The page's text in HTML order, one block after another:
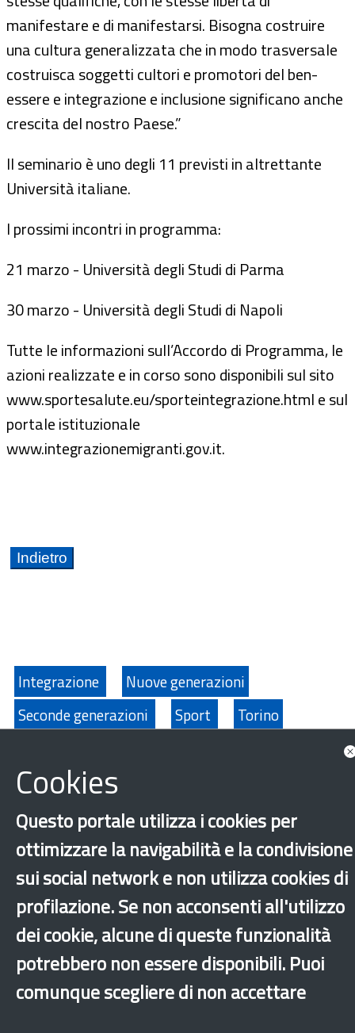
manifestare e di manifestarsi. Bisogna costruire
una cultura generalizzata che in modo trasversale
costruisca soggetti cultori e promotori del ben-
essere e integrazione e inclusione significano anche
crescita del nostro Paese.”
Il seminario è uno degli 11 previsti in altrettante
Università italiane.
I prossimi incontri in programma:
21 marzo - Università degli Studi di Parma
30 marzo - Università degli Studi di Napoli
Tutte le informazioni sull’Accordo di Programma, le
azioni realizzate e in corso sono disponibili sul sito
www.sportesalute.eu/sporteintegrazione.html e sul
portale istituzionale
www.integrazionemigranti.gov.it.
Integrazione
Nuove generazioni
Seconde generazioni
Sport Torino
Cookies
Questo portale utilizza i cookies per
ottimizzare la navigabilità e la condivisione
sui social network e non utilizza cookies di
profilazione. Se non acconsenti all'utilizzo
dei cookie, alcune di queste funzionalità
potrebbero non essere disponibili. Puoi
comunque scegliere di non accettare
Dichiarazione di accessibilità Mappa del sito Legal & Privacy
Contatti